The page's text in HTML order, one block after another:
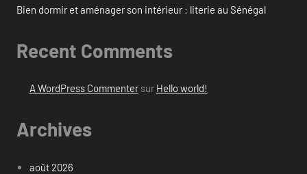
Bien dormir et aménager son intérieur : literie au Sénégal
Recent Comments
A WordPress Commentersur Hello world!
Archives
août 2026